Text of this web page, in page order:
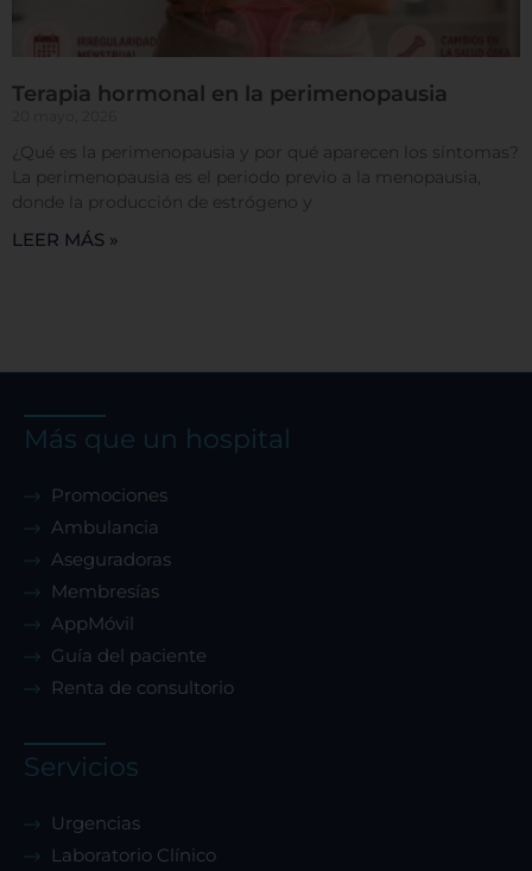
Terapia hormonal en la perimenopausia
¿Qué es la perimenopausia y por qué aparecen los síntomas?
La perimenopausia es el periodo previo a la menopausia,
donde la producción de estrógeno y
LEER MÁS »
Más que un hospital
Promociones
Ambulancia
Aseguradoras
Membresías
AppMóvil
Guía del paciente
Renta de consultorio
Servicios
Urgencias
Laboratorio Clínico